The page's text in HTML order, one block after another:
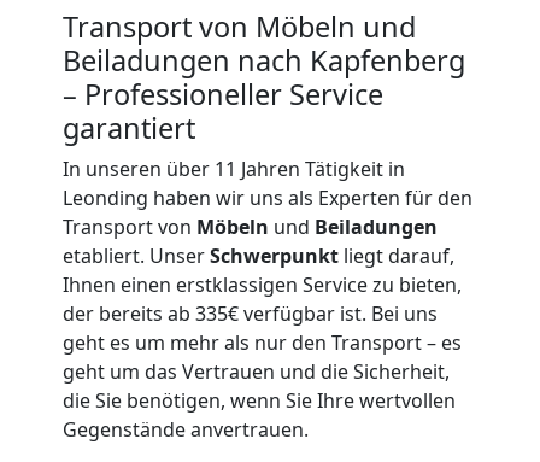
Transport von Möbeln und
Beiladungen nach Kapfenberg
– Professioneller Service
garantiert
In unseren über 11 Jahren Tätigkeit in
Leonding haben wir uns als Experten für den
Transport von Möbeln und Beiladungen
etabliert. UnserSchwerpunkt liegt darauf,
Ihnen einen erstklassigen Service zu bieten,
der bereits ab 335€ verfügbar ist. Bei uns
geht es um mehr als nur den Transport – es
geht um das Vertrauen und die Sicherheit,
die Sie benötigen, wenn Sie Ihre wertvollen
Gegenstände anvertrauen.
Leonding
Umzug
für
Senioren
Leonding